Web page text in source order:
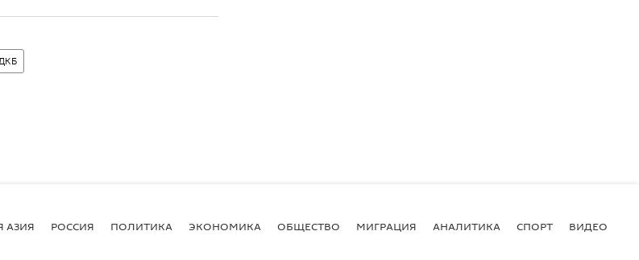
АЗИЯ РОССИЯ ПОЛИТИКА ЭКОНОМИКА ОБЩЕСТВО МИГРАЦИЯ АНАЛИТИКА СПОРТ ВИДЕО